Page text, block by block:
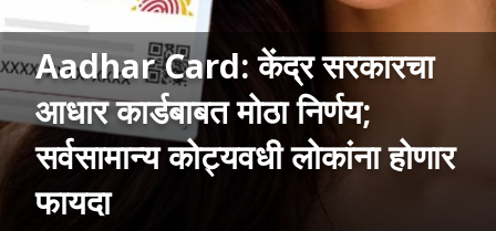
Aadhar Card: केंद्र सरकारचा
आधार कार्डबाबत मोठा निर्णय;
सर्वसामान्य कोट्यवधी लोकांना होणार
फायदा